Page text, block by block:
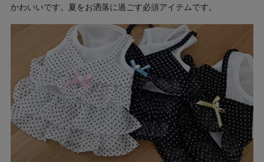
かわいいです。夏をお洒落に過ごす必須アイテムです。